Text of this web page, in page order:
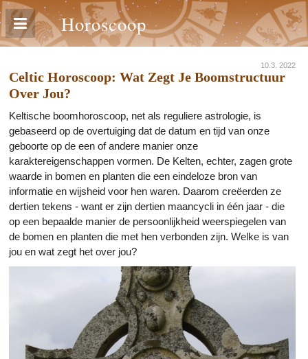
Horoscoop
10.3. 2022
Celtic Horoscoop: Wat Zegt Je Boomstructuur
Over Jou?
Keltische boomhoroscoop, net als reguliere astrologie, is
gebaseerd op de overtuiging dat de datum en tijd van onze
geboorte op de een of andere manier onze
karaktereigenschappen vormen. De Kelten, echter, zagen grote
waarde in bomen en planten die een eindeloze bron van
informatie en wijsheid voor hen waren. Daarom creëerden ze
dertien tekens - want er zijn dertien maancycli in één jaar - die
op een bepaalde manier de persoonlijkheid weerspiegelen van
de bomen en planten die met hen verbonden zijn. Welke is van
jou en wat zegt het over jou?